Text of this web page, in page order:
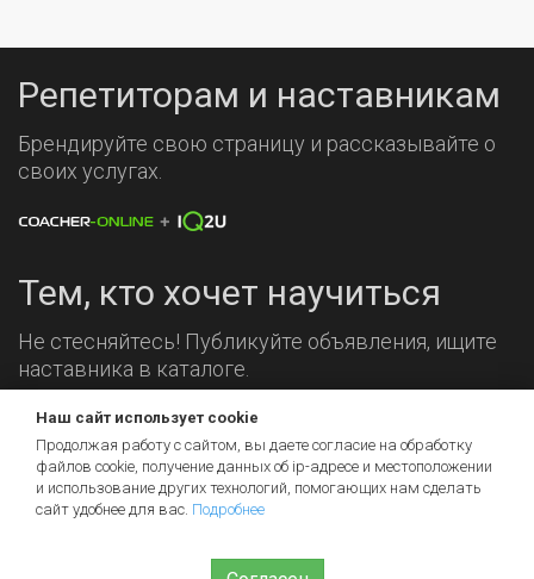
Репетиторам и наставникам
Брендируйте свою страницу и рассказывайте о
своих услугах.
Тем, кто хочет научиться
Не стесняйтесь! Публикуйте объявления, ищите
наставника в каталоге.
Мы на связи!
Наш сайт использует cookie
Продолжая работу с сайтом, вы даете согласие на обработку
файлов cookie, получение данных об ip-адресе и местоположении
и использование других технологий, помогающих нам сделать
сайт удобнее для вас. Подробнее